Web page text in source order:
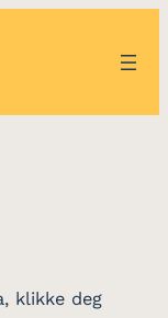
klikke deg